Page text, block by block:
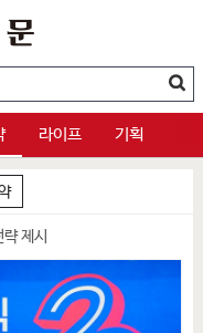
라이프 기획
제시